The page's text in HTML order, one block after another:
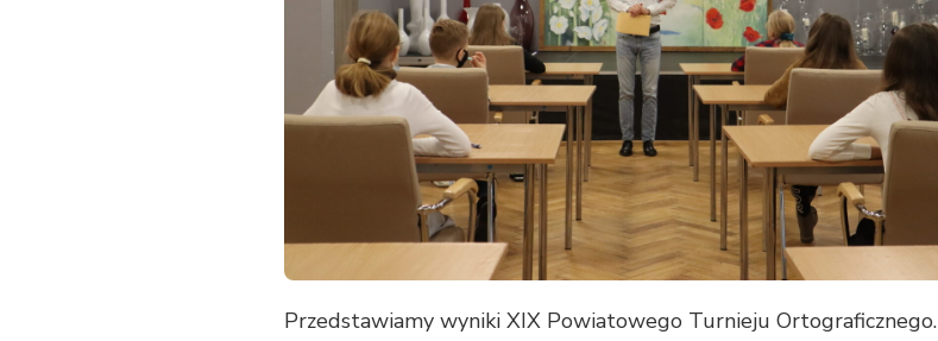
Przedstawiamy wyniki XIX Powiatowego Turnieju Ortograficznego.